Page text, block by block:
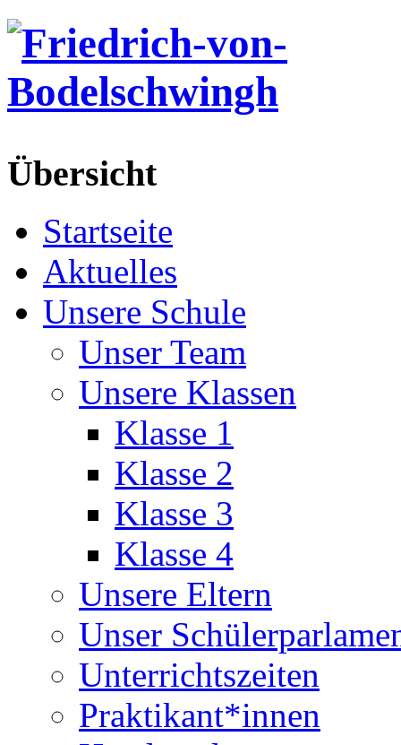
Übersicht
Startseite
Aktuelles
Unsere Schule
Unser Team
Unsere Klassen
Klasse 1
Klasse 2
Klasse 3
Klasse 4
Unsere Eltern
Unser
Unterrichtszeiten
Praktikant*innen